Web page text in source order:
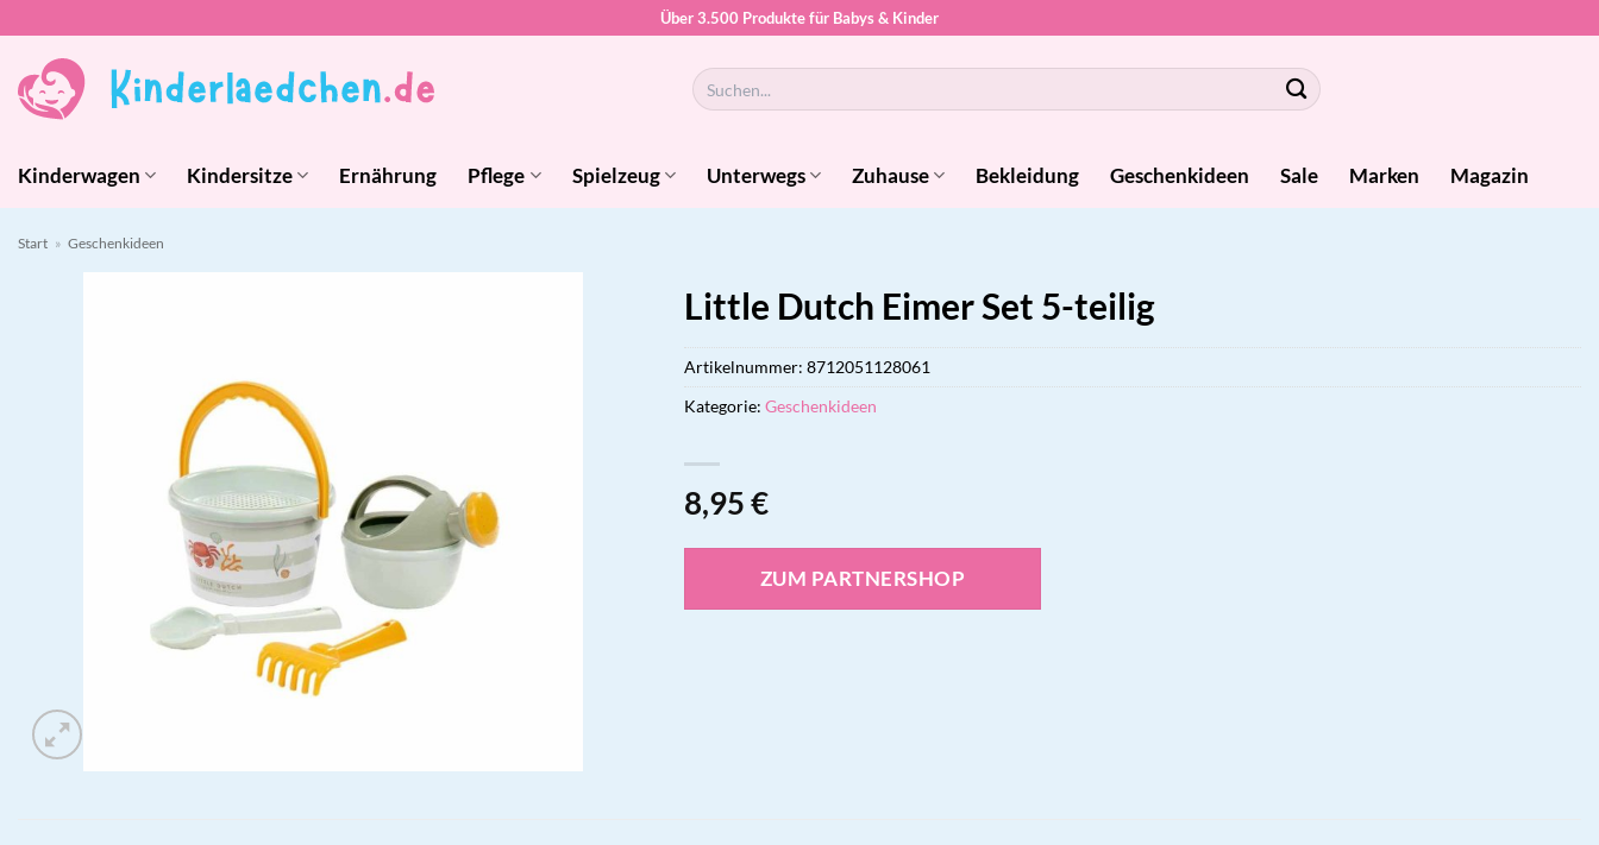
springen
Über 3.500 Produkte für Babys & Kinder
Suchen
nach:
Kinderwagen Kindersitze Ernährung Pflege Spielzeug Unterwegs Zuhause Bekleidung Geschenkideen Sale Marken Magazin
Start » Geschenkideen
Little Dutch Eimer Set 5-teilig
8,95€
ZUM PARTNERSHOP
Artikelnummer: 8712051128061
Kategorie: Geschenkideen